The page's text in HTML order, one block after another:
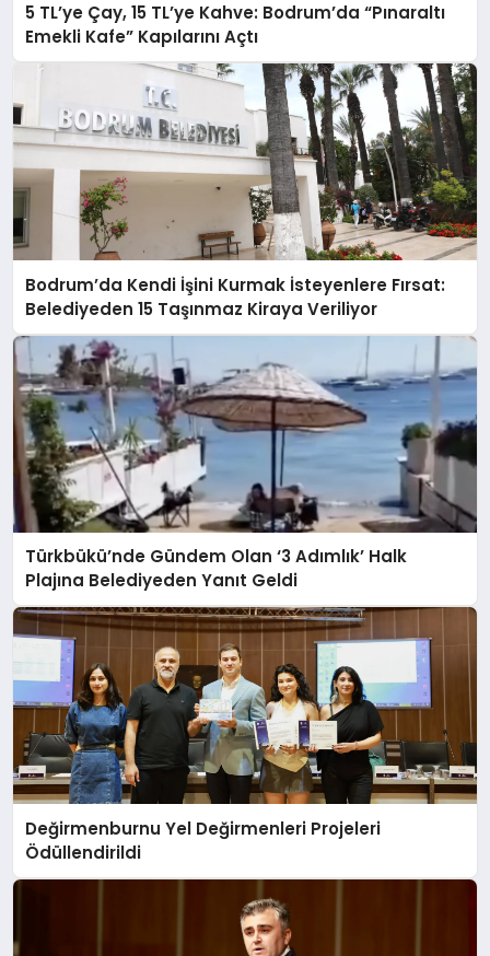
5 TL’ye Çay, 15 TL’ye Kahve: Bodrum’da “Pınaraltı
Emekli Kafe” Kapılarını Açtı
Bodrum’da Kendi İşini Kurmak İsteyenlere Fırsat:
Belediyeden 15 Taşınmaz Kiraya Veriliyor
Türkbükü’nde Gündem Olan ‘3 Adımlık’ Halk
Plajına Belediyeden Yanıt Geldi
Değirmenburnu Yel Değirmenleri Projeleri
Ödüllendirildi